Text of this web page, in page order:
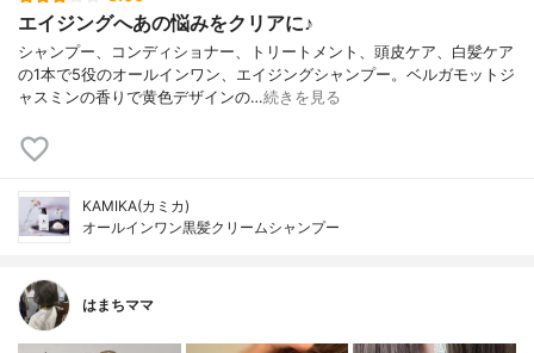
エイジングへあの悩みをクリアに♪
シャンプー、コンディショナー、トリートメント、頭皮ケア、白髪ケア
の1本で5役のオールインワン、エイジングシャンプー。ベルガモットジ
ャスミンの香りで黄色デザインの…続きを見る
KAMIKA(カミカ)
オールインワン黒髪クリームシャンプー
はまちママ